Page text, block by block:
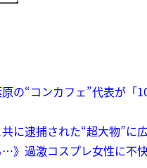
原の“コンカフェ”代表が
に逮捕された“超大物”に
》過激コスプレ女性に不